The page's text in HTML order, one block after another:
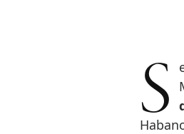
Se trata de una marca relativamente joven dentro del vitolario cubano.